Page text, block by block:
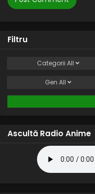
Filtru
Categorii All
Gen All
Ascultă Radio Anime